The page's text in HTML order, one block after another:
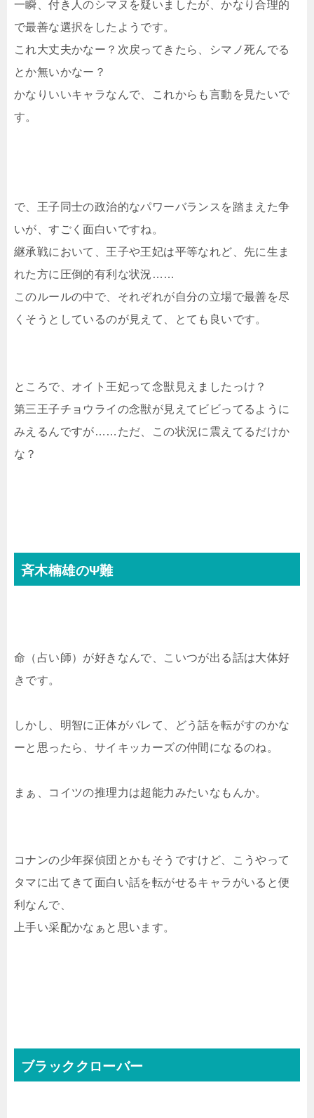
一瞬、付き人のシマヌを疑いましたが、かなり合理的
で最善な選択をしたようです。
これ大丈夫かなー？次戻ってきたら、シマノ死んでる
とか無いかなー？
かなりいいキャラなんで、これからも言動を見たいで
す。
で、王子同士の政治的なパワーバランスを踏まえた争
いが、すごく面白いですね。
継承戦において、王子や王妃は平等なれど、先に生ま
れた方に圧倒的有利な状況……
このルールの中で、それぞれが自分の立場で最善を尽
くそうとしているのが見えて、とても良いです。
ところで、オイト王妃って念獣見えましたっけ？
第三王子チョウライの念獣が見えてビビってるように
みえるんですが……ただ、この状況に震えてるだけか
な？
斉木楠雄のΨ難
命（占い師）が好きなんで、こいつが出る話は大体好
きです。
しかし、明智に正体がバレて、どう話を転がすのかな
ーと思ったら、サイキッカーズの仲間になるのね。
まぁ、コイツの推理力は超能力みたいなもんか。
コナンの少年探偵団とかもそうですけど、こうやって
タマに出てきて面白い話を転がせるキャラがいると便
利なんで、
上手い采配かなぁと思います。
ブラッククローバー